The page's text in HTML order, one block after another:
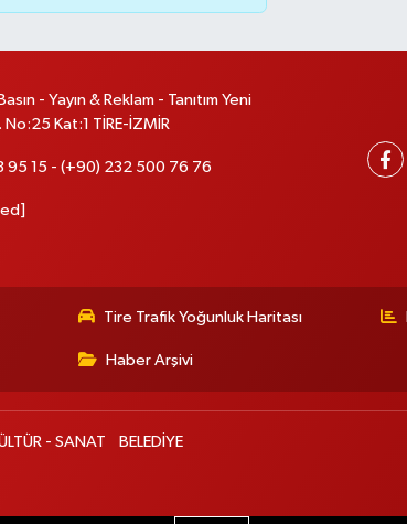
- Yayın & Reklam - Tanıtım Yeni
No:25 Kat:1 TİRE-İZMİR
95 15 - (+90) 232 500 76 76
Tire Trafik Yoğunluk Haritası
Haber Arşivi
- SANAT
BELEDİYE